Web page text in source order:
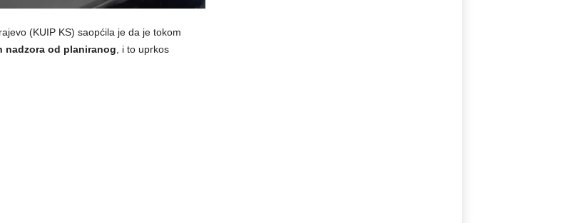
(KUIP KS) saopćila je da je tokom
nadzora od planiranog , i to uprkos